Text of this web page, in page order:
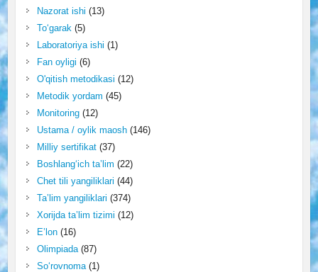
Nazorat ishi (13)
To‘garak (5)
Laboratoriya ishi (1)
Fan oyligi (6)
O'qitish metodikasi (12)
Metodik yordam (45)
Monitoring(12)
Ustama / oylik maosh(146)
Milliy sertifikat(37)
Boshlang‘ich ta’lim (22)
Chet tili yangiliklari (44)
Ta’lim yangiliklari (374)
Xorijda ta’lim tizimi (12)
E’lon(16)
Olimpiada(87)
So‘rovnoma(1)